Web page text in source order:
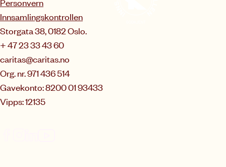
Personvern
Innsamlingskontrollen
Storgata 38, 0182 Oslo.
+ 47 23 33 43 60
caritas@caritas.no
Org. nr. 971 436 514
Gavekonto: 8200 01 93433
Vipps: 12135